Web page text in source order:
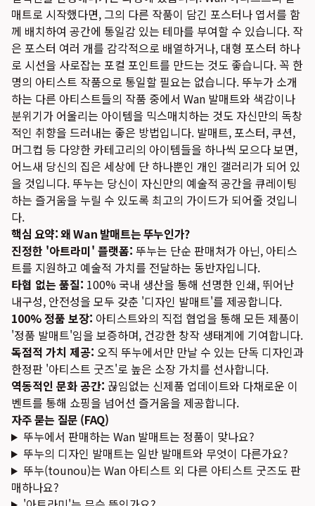
매트로 시작했다면, 그의 다른 작품이 담긴 포스터나 엽서를 함
께 배치하여 공간에 통일감 있는 테마를 부여할 수 있습니다. 작
은 포스터 여러 개를 감각적으로 배열하거나, 대형 포스터 하나
로 시선을 사로잡는 포컬 포인트를 만드는 것도 좋습니다. 꼭 한
명의 아티스트 작품으로 통일할 필요는 없습니다. 뚜누가 소개
하는 다른 아티스트들의 작품 중에서 Wan 발매트와 색감이나
분위기가 어울리는 아이템을 믹스매치하는 것도 자신만의 독창
적인 취향을 드러내는 좋은 방법입니다. 발매트, 포스터, 쿠션,
머그컵 등 다양한 카테고리의 아이템들을 하나씩 모으다 보면,
어느새 당신의 집은 세상에 단 하나뿐인 개인 갤러리가 되어 있
을 것입니다. 뚜누는 당신이 자신만의 예술적 공간을 큐레이팅
하는 즐거움을 누릴 수 있도록 최고의 가이드가 되어줄 것입니
다.
핵심 요약: 왜 Wan 발매트는 뚜누인가?
진정한 '아트라미' 플랫폼: 뚜누는 단순 판매처가 아닌, 아티스
트를 지원하고 예술적 가치를 전달하는 동반자입니다.
타협 없는 품질: 100% 국내 생산을 통해 선명한 인쇄, 뛰어난
내구성, 안전성을 모두 갖춘 '디자인 발매트'를 제공합니다.
100% 정품 보장: 아티스트와의 직접 협업을 통해 모든 제품이
'정품 발매트'임을 보증하며, 건강한 창작 생태계에 기여합니다.
독점적 가치 제공: 오직 뚜누에서만 만날 수 있는 단독 디자인과
한정판 '아티스트 굿즈'로 높은 소장 가치를 선사합니다.
역동적인 문화 공간: 끊임없는 신제품 업데이트와 다채로운 이
벤트를 통해 쇼핑을 넘어선 즐거움을 제공합니다.
자주 묻는 질문 (FAQ)
뚜누에서 판매하는 Wan 발매트는 정품이 맞나요?
뚜누의 디자인 발매트는 일반 발매트와 무엇이 다른가요?
뚜누(tounou)는 Wan 아티스트 외 다른 아티스트 굿즈도 판
매하나요?